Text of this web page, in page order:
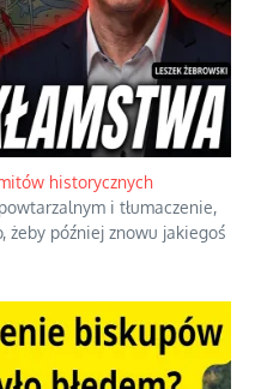
rozsądku
jest skłonność do
moralnych, w tym
a...